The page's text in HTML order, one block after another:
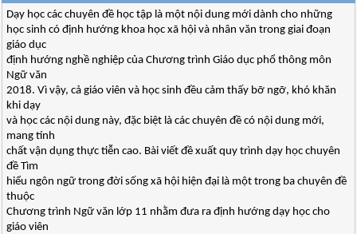
Dạy học các chuyên đề học tập là một nội dung mới dành cho những
học sinh có định hướng khoa học xã hội và nhân văn trong giai đoạn
giáo dục
định hướng nghề nghiệp của Chương trình Giáo dục phổ thông môn
Ngữ văn
2018. Vì vậy, cả giáo viên và học sinh đều cảm thấy bỡ ngỡ, khó khăn
khi dạy
và học các nội dung này, đặc biệt là các chuyên đề có nội dung mới,
mang tính
chất vận dụng thực tiễn cao. Bài viết đề xuất quy trình dạy học chuyên
đề Tìm
hiểu ngôn ngữ trong đời sống xã hội hiện đại là một trong ba chuyên đề
thuộc
Chương trình Ngữ văn lớp 11 nhằm đưa ra định hướng dạy học cho
giáo viên